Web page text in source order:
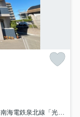
南海電鉄泉北線「光明池」駅 徒歩37分